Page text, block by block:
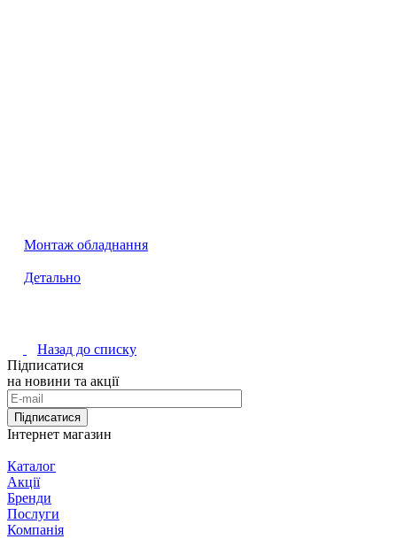
Монтаж обладнання
Детально
Назад до списку
Підписатися
на новини та акції
Підписатися
Інтернет магазин
Каталог
Акції
Бренди
Послуги
Компанія